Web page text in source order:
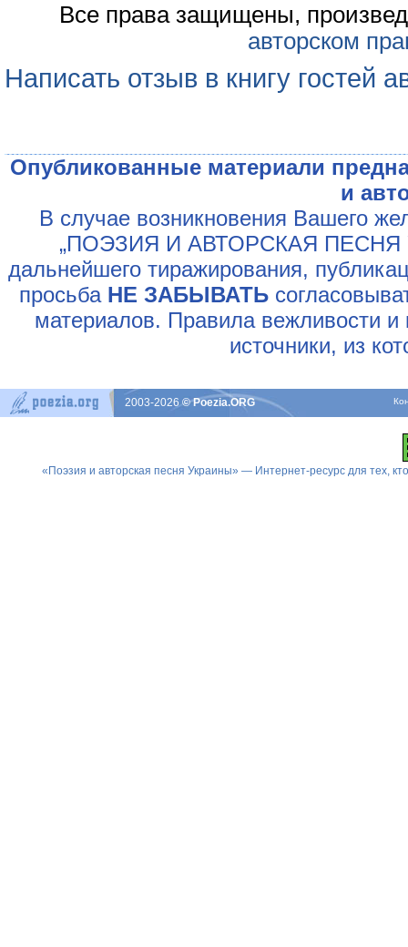
Все права защищены,
авторском
Написать отзыв в книгу гостей
Опубликованные материали
и
В случае возникновения Вашего
„ПОЭЗИЯ И АВТОРСКАЯ ПЕСНЯ
дальнейшего тиражирования,
просьба НЕ ЗАБЫВАТЬ
материалов. Правила вежливости и
источники, из
2003-2026© Poezia.ORG
«Поэзия и авторская песня Украины» — Интернет-ресурс для тех,